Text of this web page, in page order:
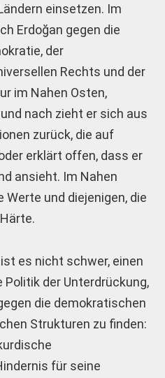
einsetzen. Im
Erdoğan gegen die
der
Rechts und der
im Nahen Osten,
nach zieht er sich aus
zurück, die auf
erklärt offen, dass er
ansieht. Im Nahen
und diejenigen, die
es nicht schwer, einen
der Unterdrückung,
die demokratischen
Strukturen zu finden:
für seine